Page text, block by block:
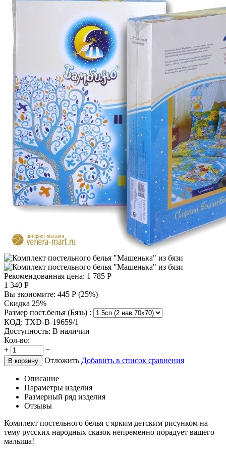
Рекомендованная цена: 1 785 Р
1 340 Р
Вы экономите: 445 Р (25%)
Скидка 25%
Размер пост.белья (Бязь) :
КОД: TXD-B-19659/1
Доступность: В наличии
Кол-во:
+
−
В корзину Отложить Добавить в список сравнения
Описание
Параметры изделия
Размерный ряд изделия
Отзывы
Комплект постельного белья с ярким детским рисунком на
тему русских народных сказок непременно порадует вашего
малыша!